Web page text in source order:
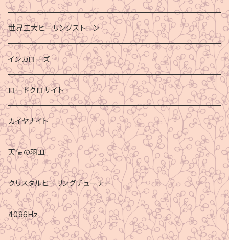
世界三大ヒーリングストーン
インカローズ
ロードクロサイト
カイヤナイト
天使の羽皿
クリスタルヒーリングチューナー
4096Hz